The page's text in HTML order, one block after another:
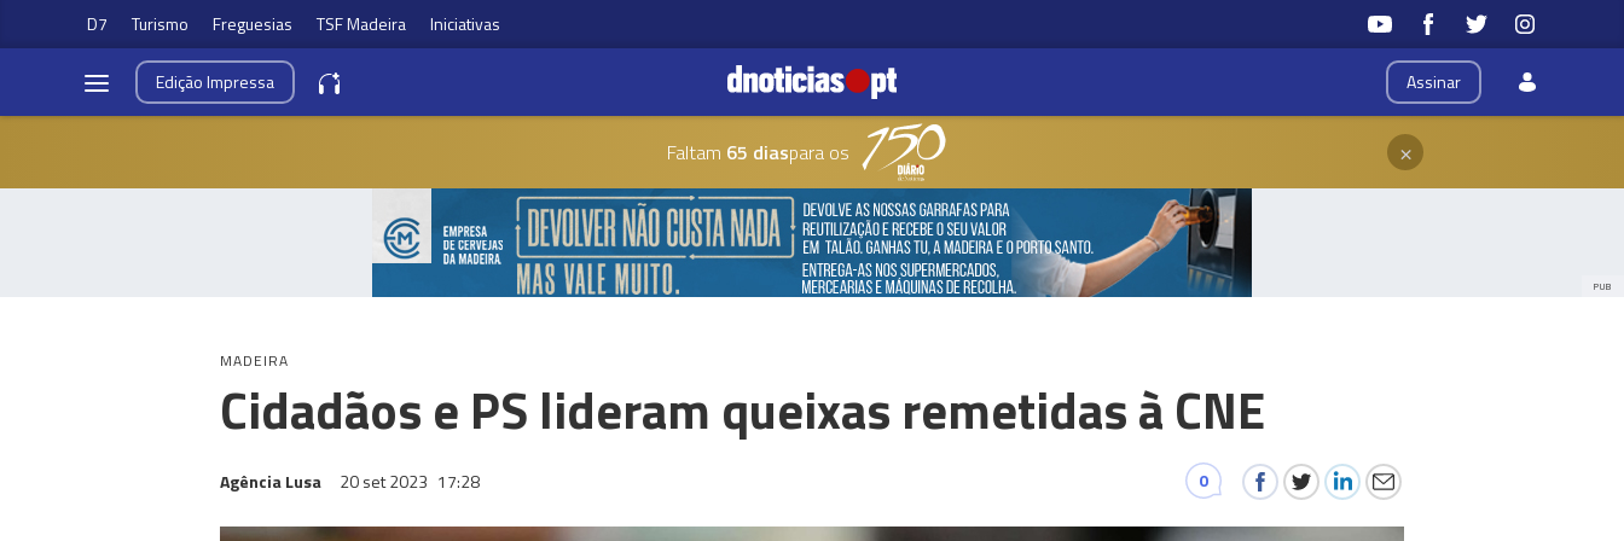
D7 Turismo Freguesias TSF Madeira Iniciativas
Assinar
EdiçãoImpressa
Faltam 65 diaspara os ×
PUB
MADEIRA
Cidadãos e PS lideram queixas remetidas à CNE
Agência Lusa 20 set 2023 17:28 0